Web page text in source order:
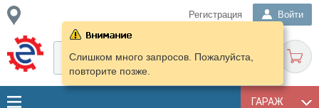
Регистрация Войти
ГАРАЖ
Слишком много запросов. Пожалуйста,
повторите позже.